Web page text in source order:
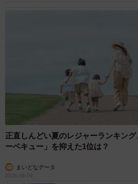
正直しんどい夏のレジャーランキン
ーベキュー」を抑えた1位は？
まいどなデータ
2026.08.09